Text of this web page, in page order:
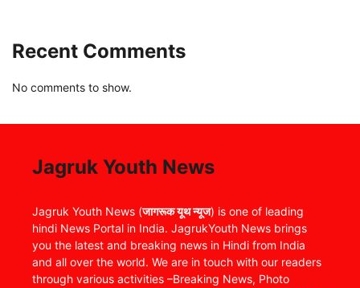
Recent Comments
No comments to show.
Jagruk Youth News
Jagruk Youth News (जागरूक यूथ न्यूज) is one of leading
hindi News Portal in India. JagrukYouth News brings
you the latest and breaking news in Hindi from India
and all over the world. We are in touch with our readers
through various activities –Breaking News, Photo